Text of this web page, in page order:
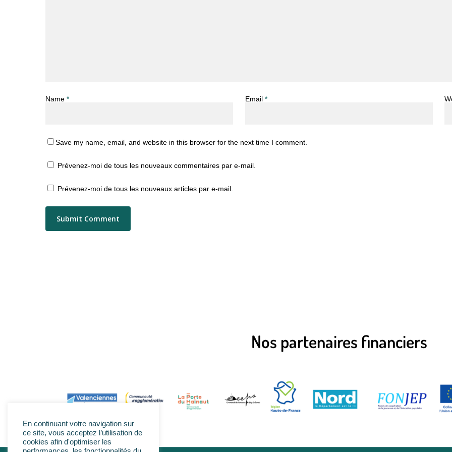
Name * Email *
Save my name, email, and website in this browser for the next time I comment.
Prévenez-moi de tous les nouveaux commentaires par e-mail.
Prévenez-moi de tous les nouveaux articles par e-mail.
Nos partenaires financiers
En continuant votre navigation sur
ce site, vous acceptez l’utilisation de
cookies afin d'optimiser les